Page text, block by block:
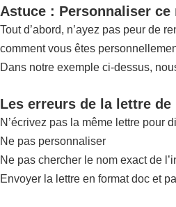
Astuce : Personnaliser
Tout d’abord, n’ayez pas peur de
comment vous êtes
Dans notre exemple ci-dessus,
Les erreurs de la lettre
N’écrivez pas la même lettre pour
Ne pas personnaliser
Ne pas chercher le nom exact de
Envoyer la lettre en format doc et